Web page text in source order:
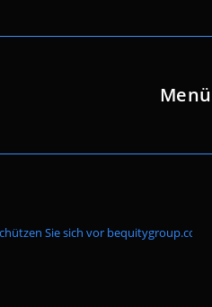
Menü
Sie sich vor bequitygroup.com